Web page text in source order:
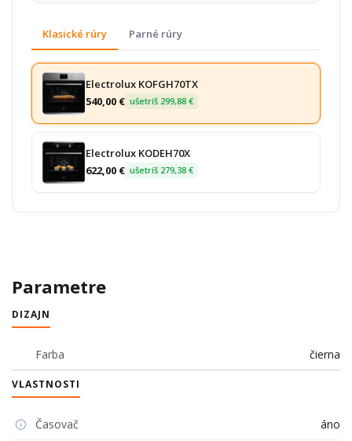
Klasické rúry Parné rúry
Electrolux KOFGH70TX
540,00 € ušetríš 299,88 €
Electrolux KODEH70X
622,00 € ušetríš 279,38 €
Parametre
DIZAJN
Farba čierna
VLASTNOSTI
Časovač áno